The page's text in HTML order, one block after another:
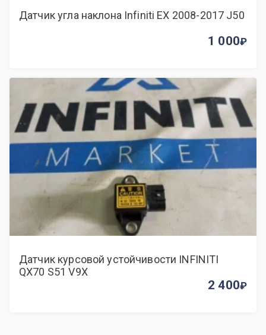
Датчик угла наклона Infiniti EX 2008-2017 J50
1 000
Датчик курсовой устойчивости INFINITI
QX70 S51 V9X
2 400